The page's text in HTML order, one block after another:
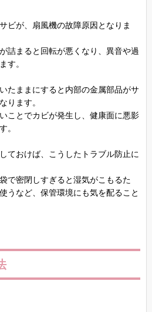
ビが、扇風機の故障原因となりま
詰まると回転が悪くなり、異音や過
す。
たままにすると内部の金属部品がサ
ります。
ことでカビが発生し、健康面に悪影
。
ておけば、こうしたトラブル防止に
で密閉しすぎると湿気がこもるた
うなど、保管環境にも気を配ること